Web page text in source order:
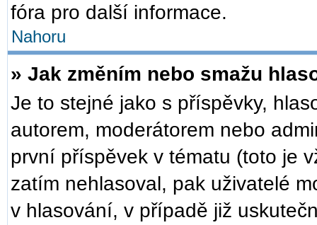
fóra pro další informace.
Nahoru
» Jak změním nebo smažu
Je to stejné jako s příspěvky,
autorem, moderátorem nebo
první příspěvek v tématu (toto je
zatím nehlasoval, pak uživatelé
v hlasování, v případě již